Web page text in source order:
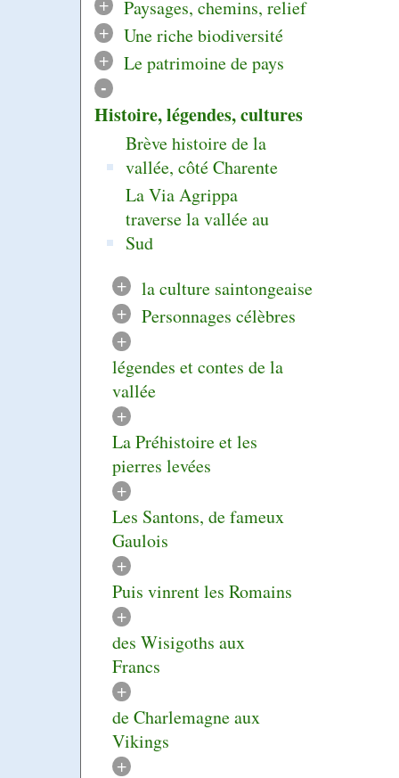
Paysages, chemins, relief
+
Une riche biodiversité
+
Le patrimoine de pays
-
Histoire, légendes, cultures
Brève histoire de la
vallée, côté Charente
La Via Agrippa
traverse la vallée au
Sud
+
la culture saintongeaise
+
Personnages célèbres
+
légendes et contes de la
vallée
+
La Préhistoire et les
pierres levées
+
Les Santons, de fameux
Gaulois
+
Puis vinrent les Romains
+
des Wisigoths aux
Francs
+
de Charlemagne aux
Vikings
+